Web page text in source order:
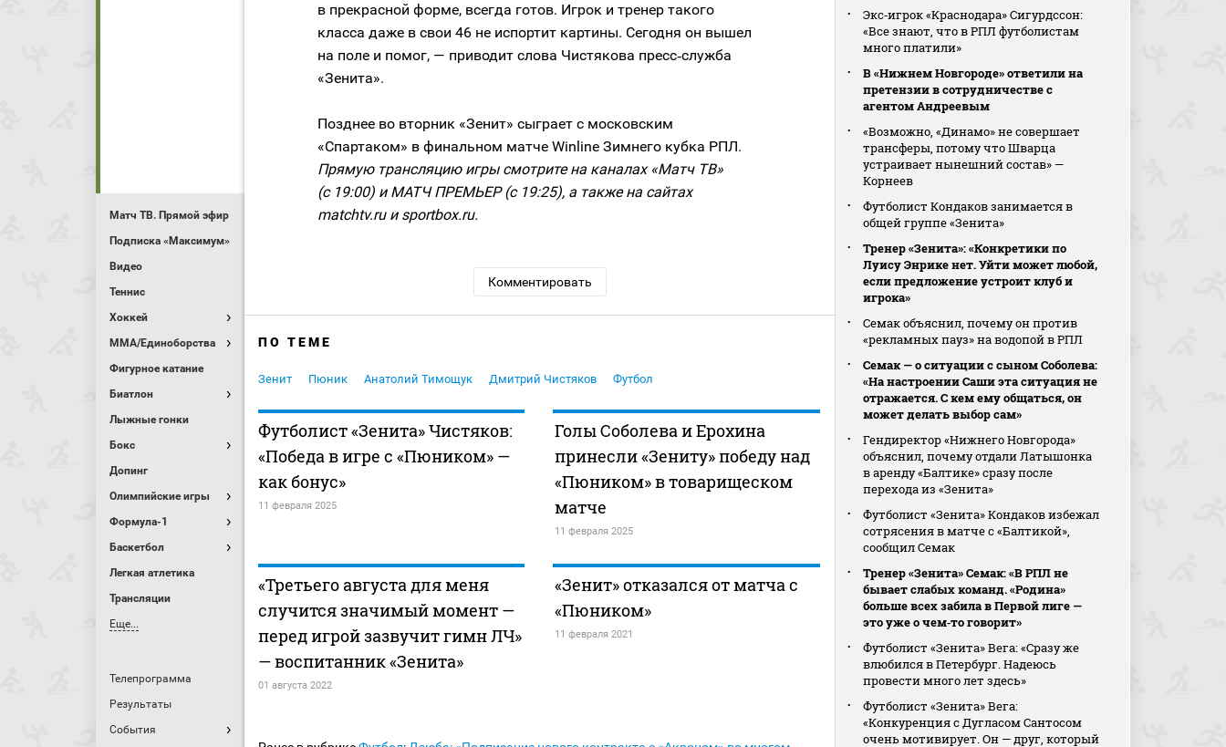
Матч ТВ. Прямой эфир
Подписка «Максимум»
Видео
Теннис
Хоккей
MMA/Единоборства
Фигурное катание
Биатлон
Лыжные гонки
Бокс
Допинг
Олимпийские игры
Формула-1
Баскетбол
Легкая атлетика
Трансляции
Еще...
Телепрограмма
Результаты
События
в прекрасной форме, всегда готов. Игрок и тренер такого
класса даже в свои 46 не испортит картины. Сегодня он вышел
на поле и помог, — приводит слова Чистякова пресс‑служба
«Зенита».
Позднее во вторник «Зенит» сыграет с московским
«Спартаком» в финальном матче Winline Зимнего кубка РПЛ.
Прямую трансляцию игры смотрите на каналах «Матч ТВ»
(с 19:00) и МАТЧ ПРЕМЬЕР (с 19:25), а также на сайтах
matchtv.ru и sportbox.ru.
Комментировать
ПО ТЕМЕ
Зенит Пюник Анатолий Тимощук Дмитрий Чистяков Футбол
Футболист «Зенита» Чистяков:
«Победа в игре с «Пюником» —
как бонус»
11 февраля 2025
Голы Соболева и Ерохина
принесли «Зениту» победу над
«Пюником» в товарищеском
матче
11 февраля 2025
«Третьего августа для меня
случится значимый момент —
перед игрой зазвучит гимн ЛЧ»
— воспитанник «Зенита»
01 августа 2022
«Зенит» отказался от матча с
«Пюником»
11 февраля 2021
Экс‑игрок «Краснодара» Сигурдссон:
«Все знают, что в РПЛ футболистам
много платили»
В «Нижнем Новгороде» ответили на
претензии в сотрудничестве с
агентом Андреевым
«Возможно, «Динамо» не совершает
трансферы, потому что Шварца
устраивает нынешний состав» —
Корнеев
Футболист Кондаков занимается в
общей группе «Зенита»
Тренер «Зенита»: «Конкретики по
Луису Энрике нет. Уйти может любой,
если предложение устроит клуб и
игрока»
Семак объяснил, почему он против
«рекламных пауз» на водопой в РПЛ
Семак — о ситуации с сыном Соболева:
«На настроении Саши эта ситуация не
отражается. С кем ему общаться, он
может делать выбор сам»
Гендиректор «Нижнего Новгорода»
объяснил, почему отдали Латышонка
в аренду «Балтике» сразу после
перехода из «Зенита»
Футболист «Зенита» Кондаков избежал
сотрясения в матче с «Балтикой»,
сообщил Семак
Тренер «Зенита» Семак: «В РПЛ не
бывает слабых команд. «Родина»
больше всех забила в Первой лиге —
это уже о чем‑то говорит»
Футболист «Зенита» Вега: «Сразу же
влюбился в Петербург. Надеюсь
провести много лет здесь»
Футболист «Зенита» Вега:
«Конкуренция с Дугласом Сантосом
очень мотивирует. Он — друг, который